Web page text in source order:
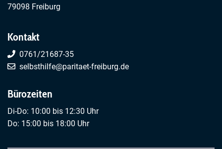
79098 Freiburg
Kontakt
0761/21687-35
selbsthilfe@paritaet-freiburg.de
Bürozeiten
Di-Do: 10:00 bis 12:30 Uhr
Do: 15:00 bis 18:00 Uhr